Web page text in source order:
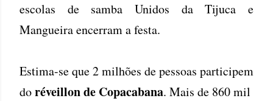
escolas de samba Unidos da Tijuca e
Mangueira encerram a festa.
Estima-se que 2 milhões de pessoas participem
doréveillon de Copacabana. Mais de 860 mil